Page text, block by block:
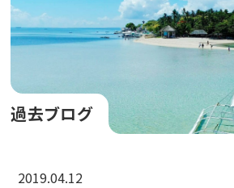
過去ブログ
2019.04.12